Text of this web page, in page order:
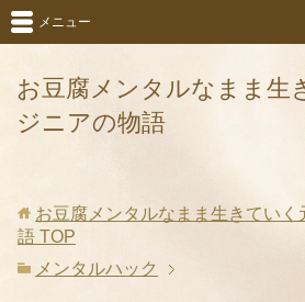
お豆腐メンタルなまま生
ジニアの物語
メニュー
お豆腐メンタルなまま生きていく
語 TOP
メンタルハック